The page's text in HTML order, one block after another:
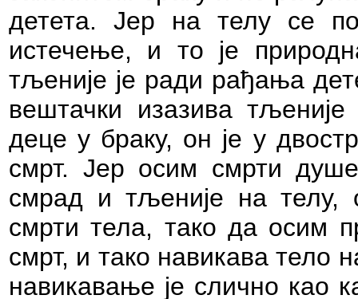
детета. Јер на телу се
истечење, и то је
тљеније је ради рађања
вештачки изазива
деце у браку, он је у
смрт. Јер осим смрти
смрад и тљеније на телу,
смрти тела, тако да осим
смрт, и тако навикава тело
навикавање је слично као